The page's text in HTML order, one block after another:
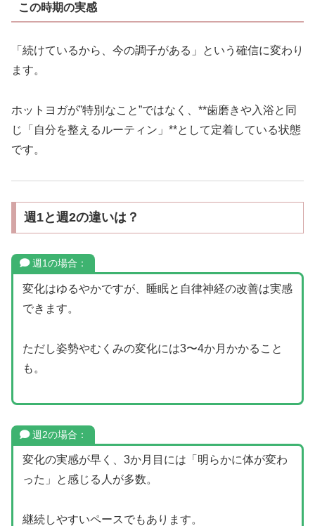
この時期の実感
「続けているから、今の調子がある」という確信に変わり
ます。
ホットヨガが”特別なこと”ではなく、**歯磨きや入浴と同
じ「自分を整えるルーティン」**として定着している状態
です。
週1と週2の違いは？
週1の場合：
変化はゆるやかですが、睡眠と自律神経の改善は実感
できます。
ただし姿勢やむくみの変化には3〜4か月かかること
も。
週2の場合：
変化の実感が早く、3か月目には「明らかに体が変わ
った」と感じる人が多数。
継続しやすいペースでもあります。